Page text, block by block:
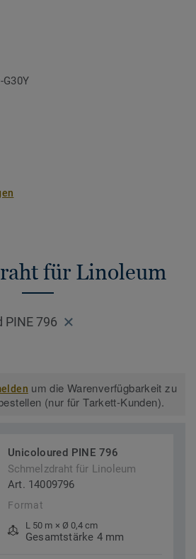
G30Y
für Linoleum
PINE 796
um die Warenverfügbarkeit zu
(nur für Tarkett-Kunden).
Unicoloured PINE 796
Schmelzdraht für Linoleum
Art. 14009796
Format
L 50 m × Ø 0,4 cm
Gesamtstärke 4 mm